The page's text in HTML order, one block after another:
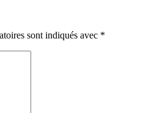
sont indiqués avec *